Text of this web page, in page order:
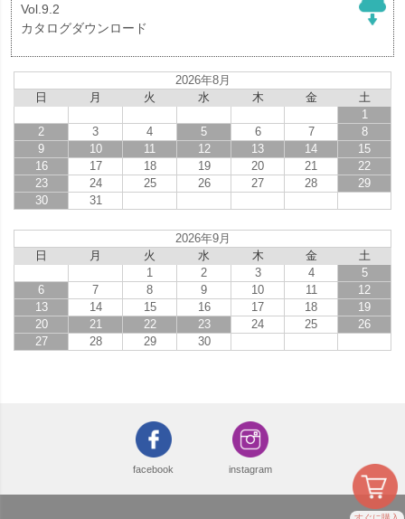
Vol.9.2
カタログダウンロード
2026年8月
日
月 火 水 木 金
土
1
2
3 4 5 6 7
8
9
10 11 12 13 14
15
16
17 18 19 20 21
22
23
24 25 26 27 28
29
30
31
2026年9月
日
月 火 水 木 金
土
1
2 3 4
5
6
7 8 9 10 11
12
13
14 15 16 17 18
19
20
21 22 23 24 25
26
27
28 29 30
facebook instagram